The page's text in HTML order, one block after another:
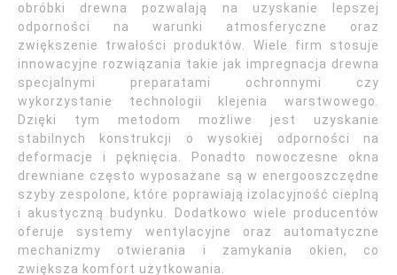
obróbki drewna pozwalają na uzyskanie lepszej
odporności na warunki atmosferyczne oraz
zwiększenie trwałości produktów. Wiele firm stosuje
innowacyjne rozwiązania takie jak impregnacja drewna
specjalnymi preparatami ochronnymi czy
wykorzystanie technologii klejenia warstwowego.
Dzięki tym metodom możliwe jest uzyskanie
stabilnych konstrukcji o wysokiej odporności na
deformacje i pęknięcia. Ponadto nowoczesne okna
drewniane często wyposażane są w energooszczędne
szyby zespolone, które poprawiają izolacyjność cieplną
i akustyczną budynku. Dodatkowo wiele producentów
oferuje systemy wentylacyjne oraz automatyczne
mechanizmy otwierania i zamykania okien, co
zwiększa komfort użytkowania.